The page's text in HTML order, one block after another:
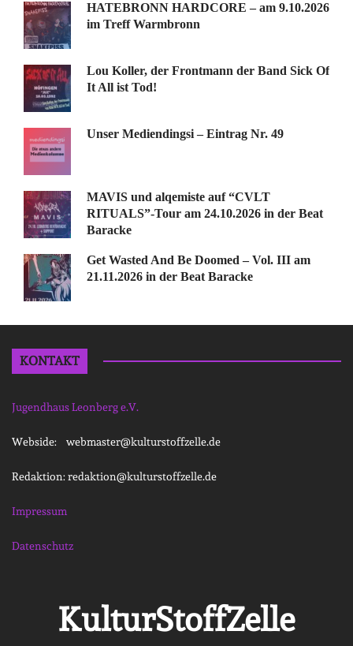
HATEBRONN HARDCORE – am 9.10.2026
im Treff Warmbronn
Lou Koller, der Frontmann der Band Sick Of
It All ist Tod!
Unser Mediendingsi – Eintrag Nr. 49
MAVIS und alqemiste auf “CVLT
RITUALS”-Tour am 24.10.2026 in der Beat
Baracke
Get Wasted And Be Doomed – Vol. III am
21.11.2026 in der Beat Baracke
KONTAKT
Jugendhaus Leonberg e.V.
Webside: webmaster@kulturstoffzelle.de
Redaktion: redaktion@kulturstoffzelle.de
Impressum
Datenschutz
KulturStoffZelle